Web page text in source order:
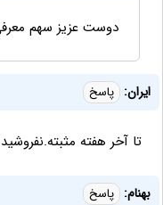
دوست عزیز سهم
ایران: پاسخ
تا آخر هفته مثبته.نفروشید
بهنام: پاسخ